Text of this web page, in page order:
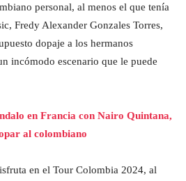
personal, al menos el que tenía
Fredy Alexander Gonzales Torres,
dopaje a los hermanos
incómodo escenario que le puede
en Francia con Nairo Quintana,
al colombiano
en el Tour Colombia 2024, al